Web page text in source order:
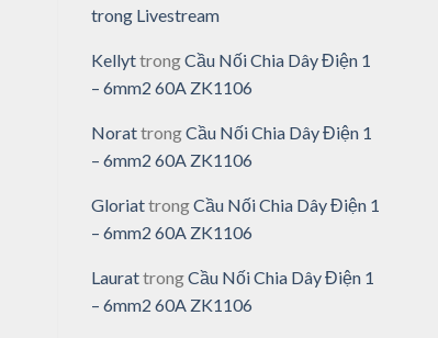
trong Livestream
KellyttrongCầu Nối Chia Dây Điện 1
– 6mm2 60A ZK1106
NorattrongCầu Nối Chia Dây Điện 1
– 6mm2 60A ZK1106
GloriattrongCầu Nối Chia Dây Điện 1
– 6mm2 60A ZK1106
LaurattrongCầu Nối Chia Dây Điện 1
– 6mm2 60A ZK1106